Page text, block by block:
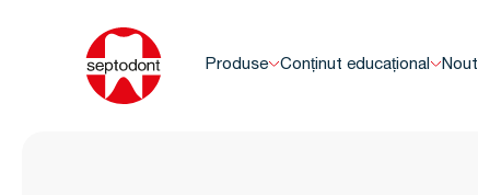
Produse Conținut educațional